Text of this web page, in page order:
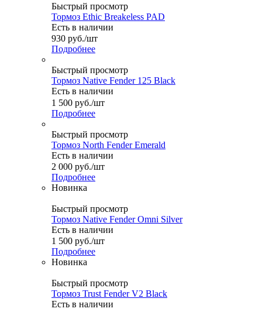
Быстрый просмотр
Тормоз Ethic Breakeless PAD
Есть в наличии
930 руб./шт
Подробнее
Быстрый просмотр
Тормоз Native Fender 125 Black
Есть в наличии
1 500 руб./шт
Подробнее
Быстрый просмотр
Тормоз North Fender Emerald
Есть в наличии
2 000 руб./шт
Подробнее
Новинка
Быстрый просмотр
Тормоз Native Fender Omni Silver
Есть в наличии
1 500 руб./шт
Подробнее
Новинка
Быстрый просмотр
Тормоз Trust Fender V2 Black
Есть в наличии